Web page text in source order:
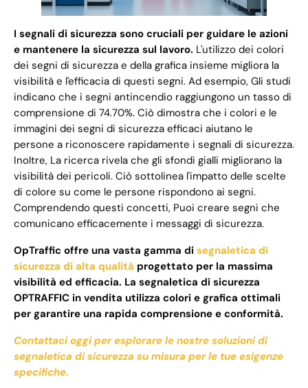
I segnali di sicurezza sono cruciali per guidare le azioni
e mantenere la sicurezza sul lavoro. L'utilizzo dei colori
dei segni di sicurezza e della grafica insieme migliora la
visibilità e l'efficacia di questi segni. Ad esempio, Gli studi
indicano che i segni antincendio raggiungono un tasso di
comprensione di 74.70%. Ciò dimostra che i colori e le
immagini dei segni di sicurezza efficaci aiutano le
persone a riconoscere rapidamente i segnali di sicurezza.
Inoltre, La ricerca rivela che gli sfondi gialli migliorano la
visibilità dei pericoli. Ciò sottolinea l'impatto delle scelte
di colore su come le persone rispondono ai segni.
Comprendendo questi concetti, Puoi creare segni che
comunicano efficacemente i messaggi di sicurezza.
OpTraffic offre una vasta gamma di segnaletica di
sicurezza di alta qualità progettato per la massima
visibilità ed efficacia. La segnaletica di sicurezza
OPTRAFFIC in vendita utilizza colori e grafica ottimali
per garantire una rapida comprensione e conformità.
Contattaci oggi per esplorare le nostre soluzioni di
segnaletica di sicurezza su misura per le tue esigenze
specifiche.